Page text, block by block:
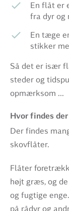
En flåt er
fra dyr og
En tæge
stikker
Så det er især
steder og
opmærksom ...
Hvor findes
Der findes
skovflåter.
Flåter
højt græs, og
og fugtige
på rådyr og